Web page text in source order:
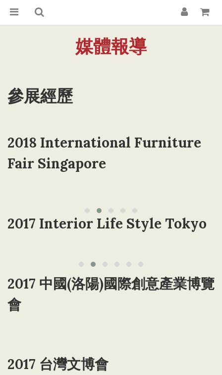
媒體報導
參展經歷
2018 International Furniture
Fair Singapore
2017 Interior Life Style Tokyo
2017 中國(洛陽)國際創意產業博覽
會
2017 台灣文博會